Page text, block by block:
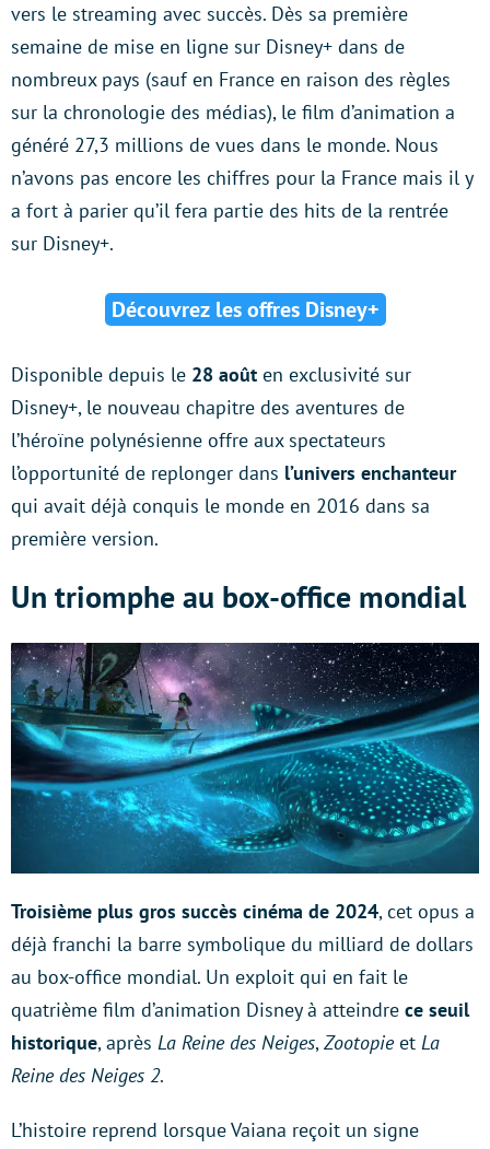
vers le streaming avec succès. Dès sa première
semaine de mise en ligne sur Disney+ dans de
nombreux pays (sauf en France en raison des règles
sur la chronologie des médias), le film d’animation a
généré 27,3 millions de vues dans le monde. Nous
n’avons pas encore les chiffres pour la France mais il y
a fort à parier qu’il fera partie des hits de la rentrée
sur Disney+.
Découvrez les offres Disney+
Disponible depuis le 28 août en exclusivité sur
Disney+, le nouveau chapitre des aventures de
l’héroïne polynésienne offre aux spectateurs
l’opportunité de replonger dans l’univers enchanteur
qui avait déjà conquis le monde en 2016 dans sa
première version.
Un triomphe au box-office mondial
Troisième plus gros succès cinéma de 2024, cet opus a
déjà franchi la barre symbolique du milliard de dollars
au box-office mondial. Un exploit qui en fait le
quatrième film d’animation Disney à atteindre ce seuil
historique, après La Reine des Neiges,Zootopieet La
Reine des Neiges 2.
L’histoire reprend lorsque Vaiana reçoit un signe